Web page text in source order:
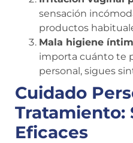
sensación
productos
Mala higiene
importa cuánto te
personal, sigues
Cuidado
Tratamiento:
Eficaces